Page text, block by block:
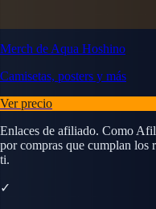
Merch de Aqua Hoshino
Camisetas, posters y más
Ver precio
Enlaces de afiliado. Como
por compras que cumplan los
ti.
✓